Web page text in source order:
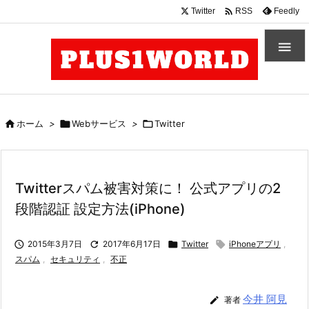

Twitter  RSS Feedly
ホーム > Webサービス > Twitter
Twitterスパム被害対策に！ 公式アプリの2
段階認証 設定方法(iPhone)
 2015年3月7日  2017年6月17日  Twitter  iPhoneアプリ ,
スパム , セキュリティ , 不正
 著者 今井 阿見